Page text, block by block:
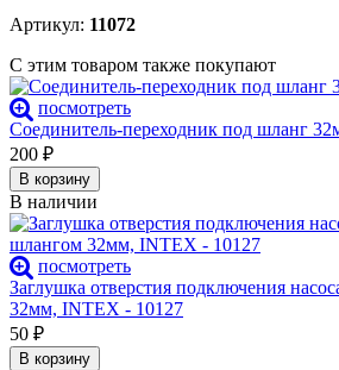
Артикул: 11072
С этим товаром также покупают
посмотреть
Соединитель-переходник под шланг
200 ₽
В корзину
В наличии
посмотреть
Заглушка отверстия подключения
32мм, INTEX - 10127
50 ₽
В корзину